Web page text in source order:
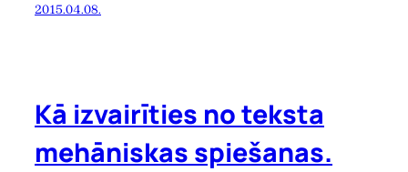
2015.04.08.
Kā izvairīties no teksta
mehāniskas spiešanas.